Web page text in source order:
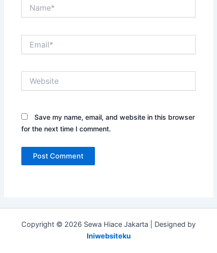
Save my name, email, and website in this browser
for the next time I comment.
Copyright © 2026 Sewa Hiace Jakarta | Designed by
Iniwebsiteku